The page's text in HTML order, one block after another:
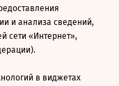
и анализа сведений,
сети «Интернет»,
в виджетах